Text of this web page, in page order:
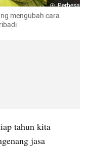
Perbesar
mengubah cara
tahun kita
jasa